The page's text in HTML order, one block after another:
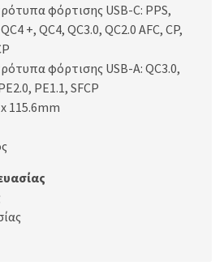
φόρτισης USB-C: PPS,
+, QC4, QC3.0, QC2.0 AFC, CP,
φόρτισης USB-A: QC3.0,
PE1.1, SFCP
115.6mm